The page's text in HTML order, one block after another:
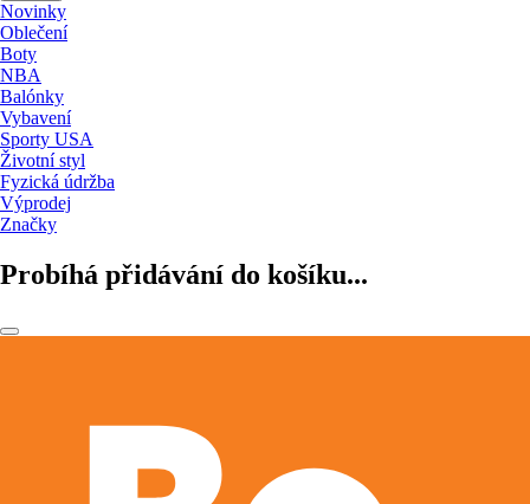
Novinky
Oblečení
Boty
NBA
Balónky
Vybavení
Sporty USA
Životní styl
Fyzická údržba
Výprodej
Značky
Probíhá přidávání do košíku...